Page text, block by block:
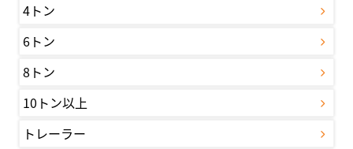
4トン
6トン
8トン
10トン以上
トレーラー